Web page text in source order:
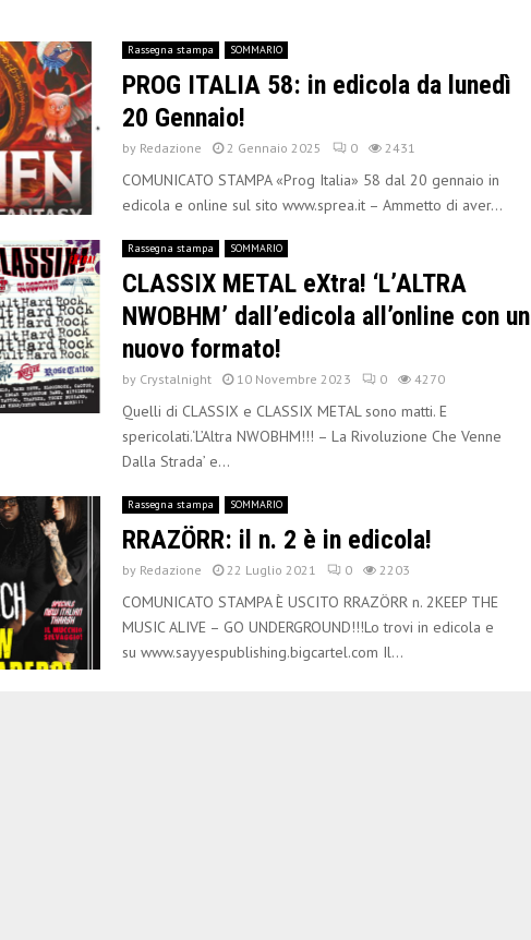
Rassegna stampa SOMMARIO
PROG ITALIA 58: in edicola da lunedì
20 Gennaio!
by Redazione 2 Gennaio 2025 0 2431
COMUNICATO STAMPA «Prog Italia» 58 dal 20 gennaio in
edicola e online sul sito www.sprea.it – Ammetto di aver...
Rassegna stampa SOMMARIO
CLASSIX METAL eXtra! ‘L’ALTRA
NWOBHM’ dall’edicola all’online con un
nuovo formato!
by Crystalnight 10 Novembre 2023 0 4270
Quelli di CLASSIX e CLASSIX METAL sono matti. E
spericolati.‘L’Altra NWOBHM!!! – La Rivoluzione Che Venne
Dalla Strada’ e...
Rassegna stampa SOMMARIO
RRAZÖRR: il n. 2 è in edicola!
by Redazione 22 Luglio 2021 0 2203
COMUNICATO STAMPA È USCITO RRAZÖRR n. 2KEEP THE
MUSIC ALIVE – GO UNDERGROUND!!!Lo trovi in edicola e
su www.sayyespublishing.bigcartel.com Il...